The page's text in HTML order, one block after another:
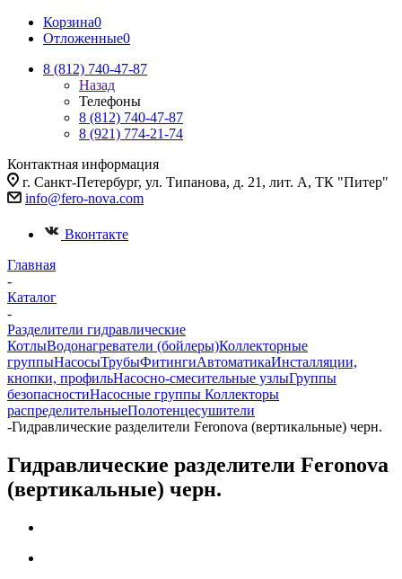
Корзина0
Отложенные0
8 (812) 740-47-87
Назад
Телефоны
8 (812) 740-47-87
8 (921) 774-21-74
Контактная информация
г. Санкт-Петербург, ул. Типанова, д. 21, лит. А, ТК "Питер"
info@fero-nova.com
Вконтакте
Главная
-
Каталог
-
Разделители гидравлические
КотлыВодонагреватели (бойлеры)Коллекторные
группыНасосыТрубыФитингиАвтоматикаИнсталляции,
кнопки, профильНасосно-смесительные узлыГруппы
безопасностиНасосные группы Коллекторы
распределительныеПолотенцесушители
-Гидравлические разделители Feronova (вертикальные) черн.
Гидравлические разделители Feronova
(вертикальные) черн.